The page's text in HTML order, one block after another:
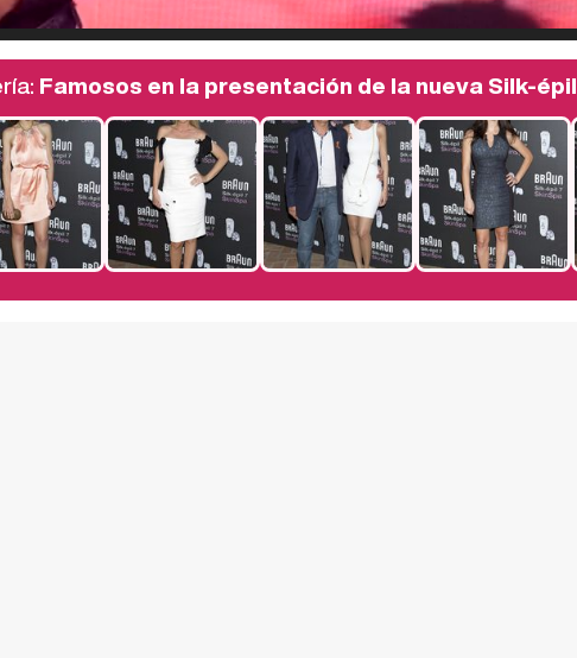
Famosos en la presentación de la nueva Silk-épil